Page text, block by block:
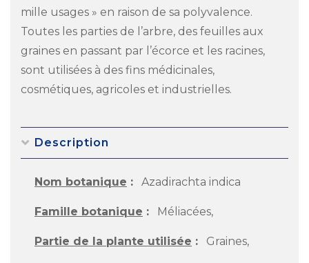
mille usages » en raison de sa polyvalence.
Toutes les parties de l’arbre, des feuilles aux
graines en passant par l’écorce et les racines,
sont utilisées à des fins médicinales,
cosmétiques, agricoles et industrielles.
Description
Nom botanique : Azadirachta indica
Famille botanique : Méliacées,
Partie de la plante utilisée : Graines,